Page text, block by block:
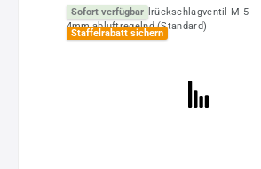
Sofort verfügbar
Staffelrabatt sichern